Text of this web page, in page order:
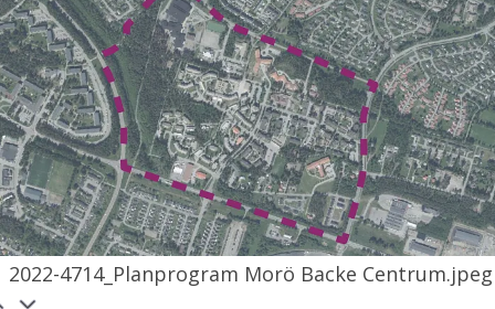
2022-4714_Planprogram Morö Backe Centrum.jpeg